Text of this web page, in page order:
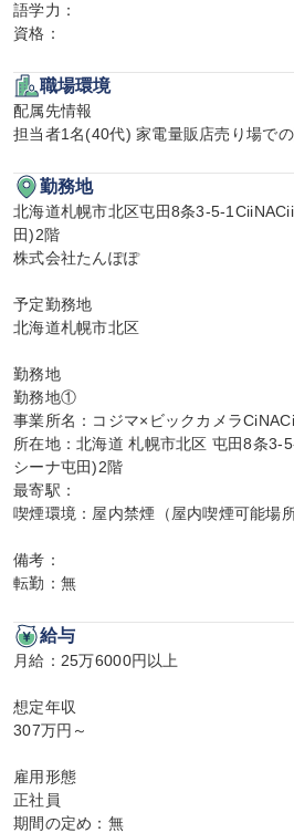
語学力：
資格：
職場環境
配属先情報
担当者1名(40代) 家電量販店売り場で
勤務地
北海道札幌市北区屯田8条3-5-
田)2階
株式会社たんぽぽ
予定勤務地
北海道札幌市北区
勤務地
勤務地①
事業所名：コジマ×ビックカメラ
所在地：北海道 札幌市北区 屯田8条3-
シーナ屯田)2階
最寄駅：
喫煙環境：屋内禁煙（屋内喫煙可能場所
備考：
転勤：無
給与
月給：25万6000円以上
想定年収
307万円～
雇用形態
正社員
期間の定め：無